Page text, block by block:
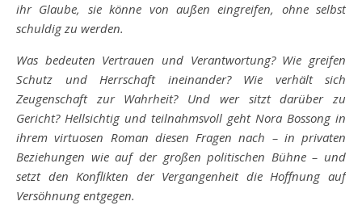
ihr Glaube, sie könne von außen eingreifen, ohne selbst
schuldig zu werden.
Was bedeuten Vertrauen und Verantwortung? Wie greifen
Schutz und Herrschaft ineinander? Wie verhält sich
Zeugenschaft zur Wahrheit? Und wer sitzt darüber zu
Gericht? Hellsichtig und teilnahmsvoll geht Nora Bossong in
ihrem virtuosen Roman diesen Fragen nach – in privaten
Beziehungen wie auf der großen politischen Bühne – und
setzt den Konflikten der Vergangenheit die Hoffnung auf
Versöhnung entgegen.